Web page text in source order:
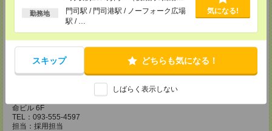
の場合）
勤務地
門司駅 / 門司港駅 / ノーフォーク広場
駅 / …
気になる!
スキップ どちらも気になる！
しばらく表示しない
TEL：099-239-1070
担当：採用担当
〒812-0024 福岡県福岡市博多区綱場町4-11 パシフィックコート博
多 3F（25.3.17～）
TEL：092-517-3686
命ビル 6F
TEL：093-555-4597
担当：採用担当